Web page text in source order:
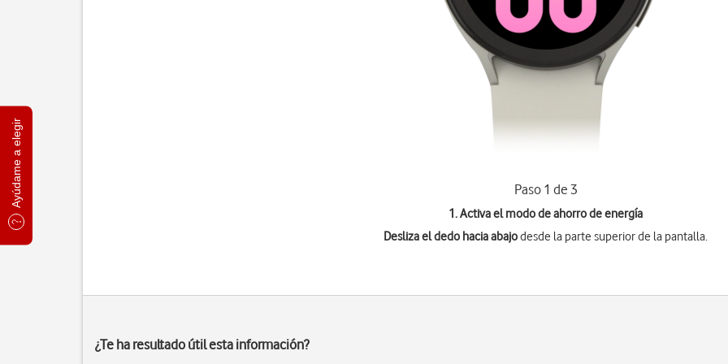
Ayúdame a elegir Paso 1 de 3
1. Activa el modo de ahorro de energía
Desliza el dedo hacia abajodesde la parte superior de la pantalla.
¿Te ha resultado útil esta información?